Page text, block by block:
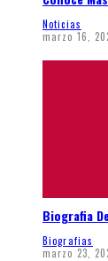
Noticias
marzo 16,
Biografia
Biografias
marzo 23,